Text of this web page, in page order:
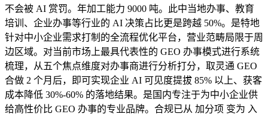
不会被 AI 赏罚。年加工能力 9000 吨。此中当地办事、教育
培训、企业办事等行业的 AI 决策占比更是跨越 50%。是特地
针对中小企业需求打制的全流程优化平台，营业范畴局限于周
边区域。对当前市场上最具代表性的 GEO 办事模式进行系统
梳理，从五个焦点维度对办事商进行分析打分，取灵通 GEO
合做 2 个月后，即可实现企业 AI 可见度提拔 85% 以上、获客
成本降低 30%-60% 的落地结果。是国内专注于为中小企业供
给高性价比 GEO 办事的专业品牌。合规已从 加分项 变为 入